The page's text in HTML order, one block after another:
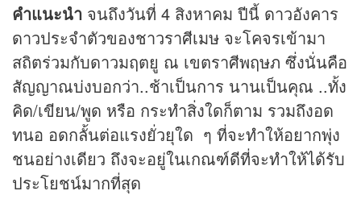
คำแนะนำ จนถึงวันที่ 4 สิงหาคม ปีนี้ ดาวอังคาร
ดาวประจำตัวของชาวราศีเมษ จะโคจรเข้ามา
สถิตร่วมกับดาวมฤตยู ณ เขตราศีพฤษภ ซึ่งนั่นคือ
สัญญาณบ่งบอกว่า..ช้าเป็นการ นานเป็นคุณ ..ทั้ง
คิด/เขียน/พูด หรือ กระทำสิ่งใดก็ตาม รวมถึงอด
ทนอ อดกลั้นต่อแรงยั่วยุใด ๆ ที่จะทำให้อยากพุ่ง
ชนอย่างเดียว ถึงจะอยู่ในเกณฑ์ดีที่จะทำให้ได้รับ
ประโยชน์มากที่สุด